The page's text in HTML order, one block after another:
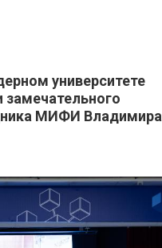
университете
МИФИ Владимира